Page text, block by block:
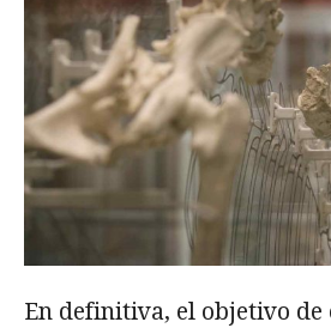
En definitiva, el objetivo de